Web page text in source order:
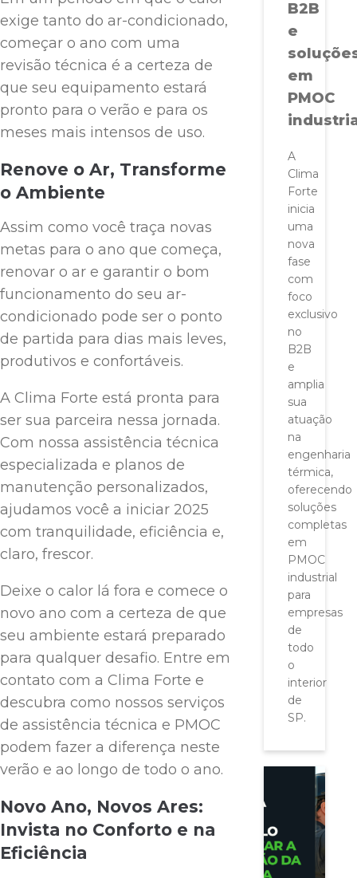
exige tanto do ar-condicionado,
começar o ano com uma
revisão técnica é a certeza de
que seu equipamento estará
pronto para o verão e para os
meses mais intensos de uso.
Renove o Ar, Transforme
o Ambiente
Assim como você traça novas
metas para o ano que começa,
renovar o ar e garantir o bom
funcionamento do seu ar-
condicionado pode ser o ponto
de partida para dias mais leves,
produtivos e confortáveis.
A Clima Forte está pronta para
ser sua parceira nessa jornada.
Com nossa assistência técnica
especializada e planos de
manutenção personalizados,
ajudamos você a iniciar 2025
com tranquilidade, eficiência e,
claro, frescor.
Deixe o calor lá fora e comece o
novo ano com a certeza de que
seu ambiente estará preparado
para qualquer desafio. Entre em
contato com a Clima Forte e
descubra como nossos serviços
de assistência técnica e PMOC
podem fazer a diferença neste
verão e ao longo de todo o ano.
Novo Ano, Novos Ares:
Invista no Conforto e na
Eficiência
B2B
e
em
PMOC
A
Clima
Forte
inicia
uma
nova
fase
com
foco
exclusivo
no
B2B
e
amplia
sua
atuação
na
engenharia
térmica,
oferecendo
soluções
completas
em
PMOC
industrial
para
empresas
de
todo
o
interior
de
SP.